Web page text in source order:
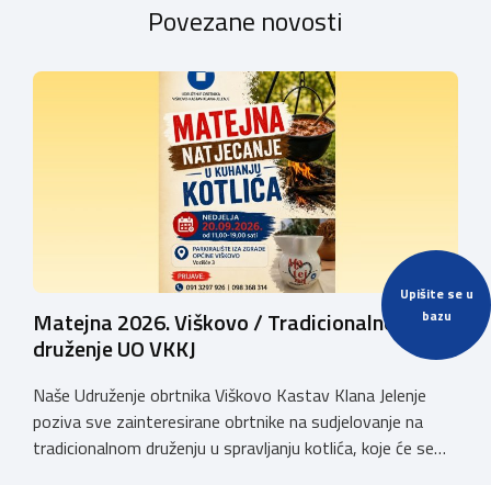
Upišite se u
bazu
Povezane novosti
Matejna 2026. Viškovo / Tradicionalno
druženje UO VKKJ
Naše Udruženje obrtnika Viškovo Kastav Klana Jelenje
poziva sve zainteresirane obrtnike na sudjelovanje na
tradicionalnom druženju u spravljanju kotlića, koje će se